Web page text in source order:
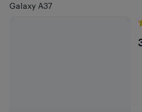
Galaxy A37